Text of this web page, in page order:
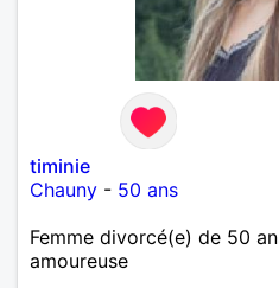
timinie
Chauny - 50 ans
Femme divorcé(e) de 50
amoureuse